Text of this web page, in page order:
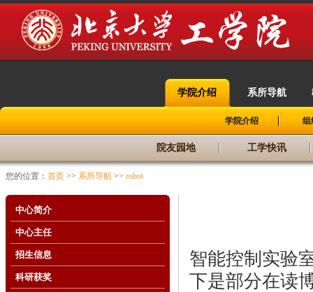
学院介绍 系所导航
学院介绍 组
院友园地 工学快讯
您的位置： 首页 >> 系所导航 >> robot
中心简介
中心主任
招生信息
科研获奖
智能控制实验
下是部分在读